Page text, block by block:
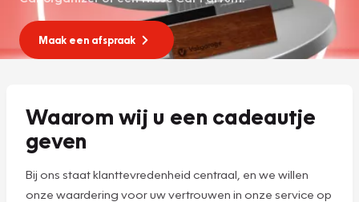
Maak een afspraak
Waarom wij u een cadeautje
geven
Bij ons staat klanttevredenheid centraal, en we willen
onze waardering voor uw vertrouwen in onze service op